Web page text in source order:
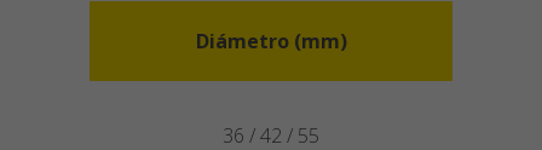
Diámetro (mm)
36 / 42 / 55